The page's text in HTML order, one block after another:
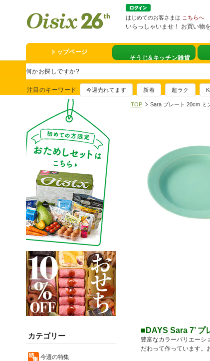
はじめてのお客さまは こちらへ
いらっしゃいませ！ お買い物
トップページ
豪華賞品が当たるチャン
満足ごはん大
おすすめ！出汁付き肉吸い
そうじ&キッ
夏に便利！新商品6点登場
熊本地震への
寄付付き商品取り扱い中
注目のキーワード 今週売れてます 新着 超ラク
TOP Sara プレート 20cm ミ
■DAYS Sara 7’
豊富なカラーバリエーシ
だわって作っています。
カテゴリー
今週の特集